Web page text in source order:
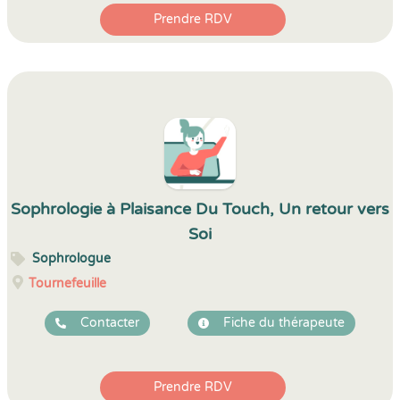
Prendre RDV
Sophrologie à Plaisance Du Touch, Un retour vers
Soi
Sophrologue
Tournefeuille
Contacter Fiche du thérapeute
Prendre RDV